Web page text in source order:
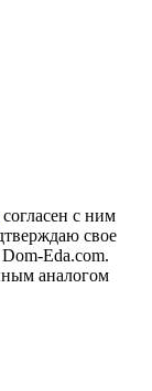
согласен с ним
свое
Dom-Eda.com.
аналогом